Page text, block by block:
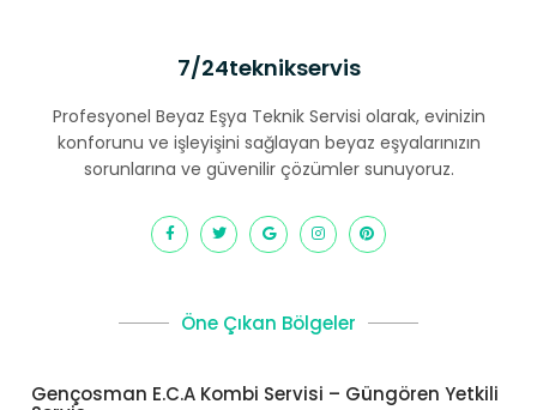
7/24teknikservis
Profesyonel Beyaz Eşya Teknik Servisi olarak, evinizin
konforunu ve işleyişini sağlayan beyaz eşyalarınızın
sorunlarına ve güvenilir çözümler sunuyoruz.
Öne Çıkan Bölgeler
Gençosman E.C.A Kombi Servisi – Güngören Yetkili